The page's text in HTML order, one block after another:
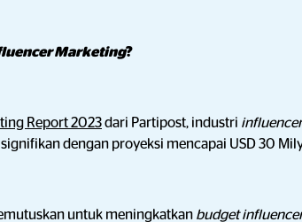
Marketing?
Report 2023dari Partipost, industri
dengan proyeksi mencapai USD 30
untuk meningkatkan budget